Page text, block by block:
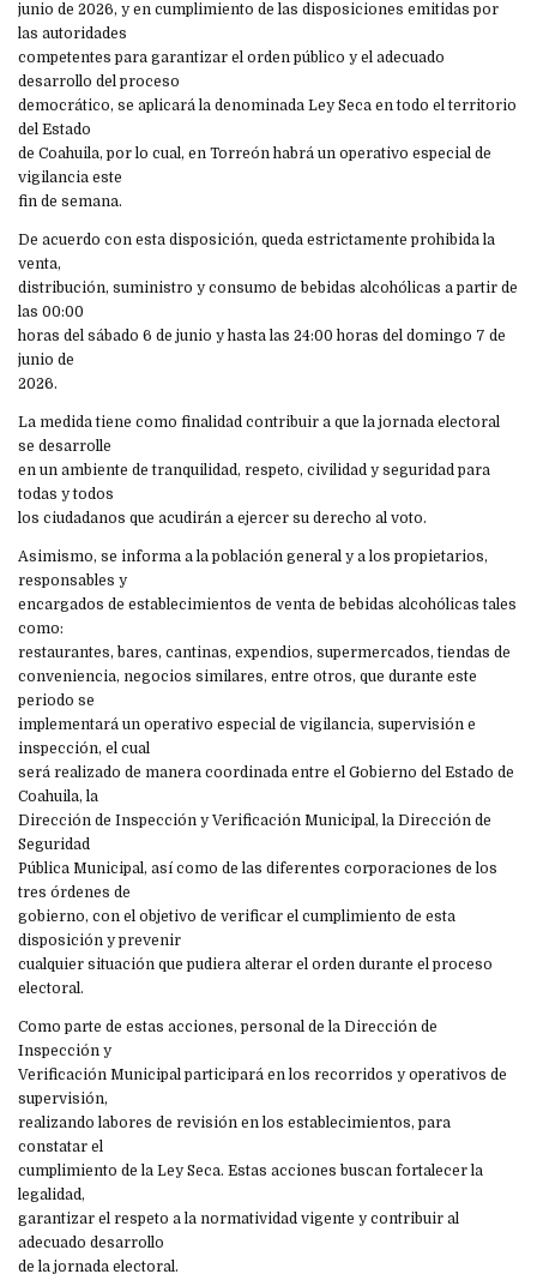
junio de 2026, y en cumplimiento de las disposiciones emitidas por
las autoridades
competentes para garantizar el orden público y el adecuado
desarrollo del proceso
democrático, se aplicará la denominada Ley Seca en todo el territorio
del Estado
de Coahuila, por lo cual, en Torreón habrá un operativo especial de
vigilancia este
fin de semana.
De acuerdo con esta disposición, queda estrictamente prohibida la
venta,
distribución, suministro y consumo de bebidas alcohólicas a partir de
las 00:00
horas del sábado 6 de junio y hasta las 24:00 horas del domingo 7 de
junio de
2026.
La medida tiene como finalidad contribuir a que la jornada electoral
se desarrolle
en un ambiente de tranquilidad, respeto, civilidad y seguridad para
todas y todos
los ciudadanos que acudirán a ejercer su derecho al voto.
Asimismo, se informa a la población general y a los propietarios,
responsables y
encargados de establecimientos de venta de bebidas alcohólicas tales
como:
restaurantes, bares, cantinas, expendios, supermercados, tiendas de
conveniencia, negocios similares, entre otros, que durante este
periodo se
implementará un operativo especial de vigilancia, supervisión e
inspección, el cual
será realizado de manera coordinada entre el Gobierno del Estado de
Coahuila, la
Dirección de Inspección y Verificación Municipal, la Dirección de
Seguridad
Pública Municipal, así como de las diferentes corporaciones de los
tres órdenes de
gobierno, con el objetivo de verificar el cumplimiento de esta
disposición y prevenir
cualquier situación que pudiera alterar el orden durante el proceso
electoral.
Como parte de estas acciones, personal de la Dirección de
Inspección y
Verificación Municipal participará en los recorridos y operativos de
supervisión,
realizando labores de revisión en los establecimientos, para
constatar el
cumplimiento de la Ley Seca. Estas acciones buscan fortalecer la
legalidad,
garantizar el respeto a la normatividad vigente y contribuir al
adecuado desarrollo
de la jornada electoral.